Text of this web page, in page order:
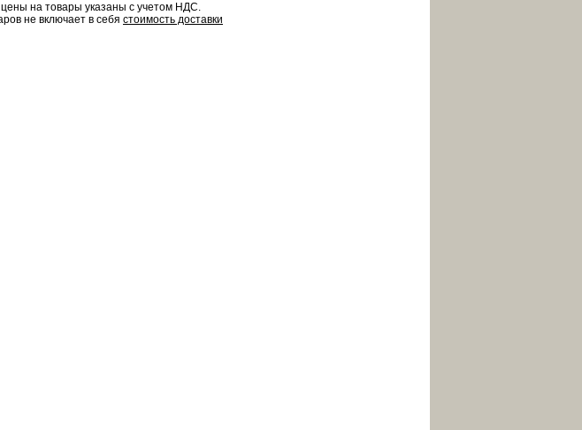
на товары указаны с учетом НДС.
не включает в себя стоимость доставки